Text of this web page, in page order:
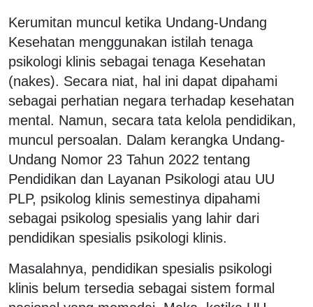
Kerumitan muncul ketika Undang-Undang
Kesehatan menggunakan istilah tenaga
psikologi klinis sebagai tenaga Kesehatan
(nakes). Secara niat, hal ini dapat dipahami
sebagai perhatian negara terhadap kesehatan
mental. Namun, secara tata kelola pendidikan,
muncul persoalan. Dalam kerangka Undang-
Undang Nomor 23 Tahun 2022 tentang
Pendidikan dan Layanan Psikologi atau UU
PLP, psikolog klinis semestinya dipahami
sebagai psikolog spesialis yang lahir dari
pendidikan spesialis psikologi klinis.
Masalahnya, pendidikan spesialis psikologi
klinis belum tersedia sebagai sistem formal